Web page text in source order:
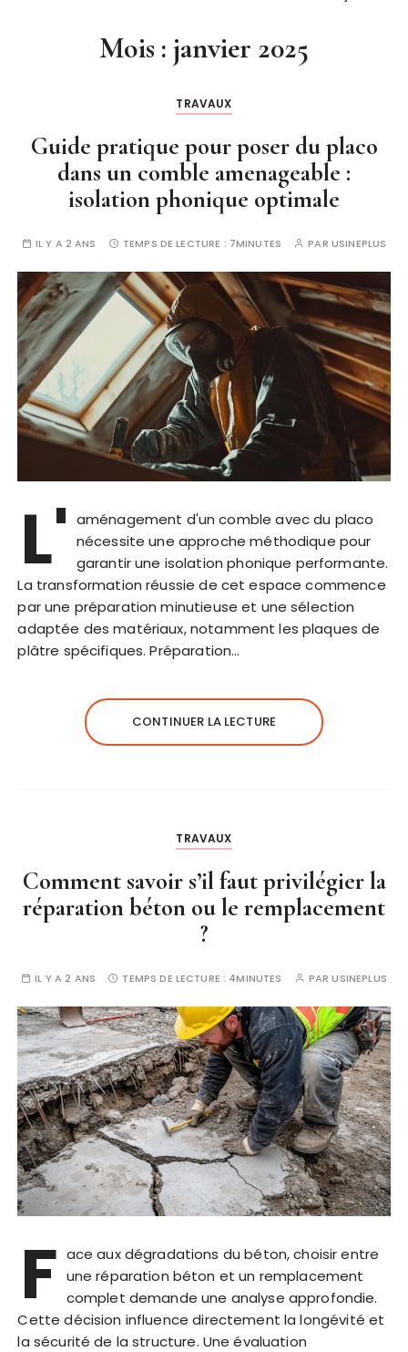
Mois : janvier 2025
TRAVAUX
Guide pratique pour poser du placo
dans un comble amenageable :
isolation phonique optimale
IL Y A 2 ANS TEMPS DE LECTURE : 7MINUTES PAR USINEPLUS
L' aménagement d'un comble avec du placo
nécessite une approche méthodique pour
garantir une isolation phonique performante.
La transformation réussie de cet espace commence
par une préparation minutieuse et une sélection
adaptée des matériaux, notamment les plaques de
plâtre spécifiques. Préparation…
CONTINUER LA LECTURE
TRAVAUX
Comment savoir s’il faut privilégier la
réparation béton ou le remplacement
?
IL Y A 2 ANS TEMPS DE LECTURE : 4MINUTES PARUSINEPLUS
F ace aux dégradations du béton, choisir entre
une réparation béton et un remplacement
complet demande une analyse approfondie.
Cette décision influence directement la longévité et
la sécurité de la structure. Une évaluation